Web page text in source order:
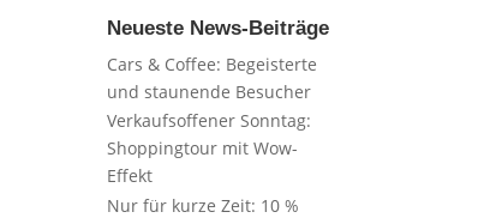
Neueste News-Beiträge
Cars & Coffee: Begeisterte
und staunende Besucher
Verkaufsoffener Sonntag:
Shoppingtour mit Wow-
Effekt
Nur für kurze Zeit: 10 %